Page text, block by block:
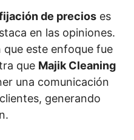
de precios es
en las opiniones.
este enfoque fue
que Majik Cleaning
una comunicación
generando